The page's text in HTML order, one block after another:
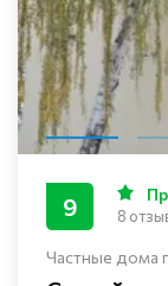
Частные дома
9 8